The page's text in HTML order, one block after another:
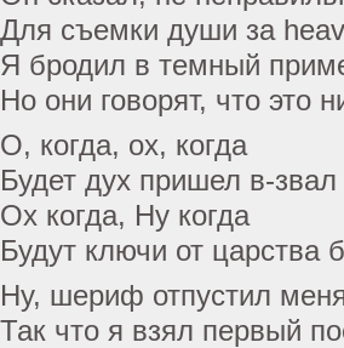
Для съемки души за
Я бродил в темный
Но они говорят, что это
О, когда, ох, когда
Будет дух пришел в-
Ох когда, Ну когда
Будут ключи от царства
Ну, шериф отпустил
Так что я взял первый